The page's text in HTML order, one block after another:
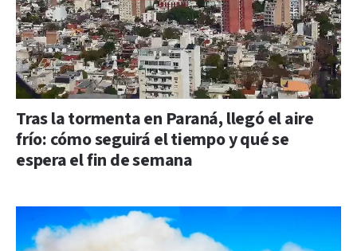
Tras la tormenta en Paraná, llegó el aire
frío: cómo seguirá el tiempo y qué se
espera el fin de semana